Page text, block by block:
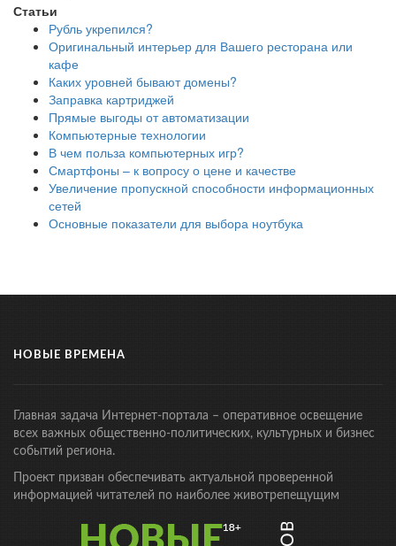
Статьи
Рубль укрепился?
Оригинальный интерьер для Вашего ресторана или
кафе
Каких уровней бывают домены?
Заправка картриджей
Прямые выгоды от автоматизации
Компьютерные технологии
В чем польза компьютерных игр?
Смартфоны – к вопросу о цене и качестве
Увеличение пропускной способности информационных
сетей
Основные показатели для выбора ноутбука
НОВЫЕ ВРЕМЕНА
Главная задача Интернет-портала – оперативное освещение
всех важных общественно-политических, культурных и бизнес
событий региона.
Проект призван обеспечивать актуальной проверенной
информацией читателей по наиболее животрепещущим